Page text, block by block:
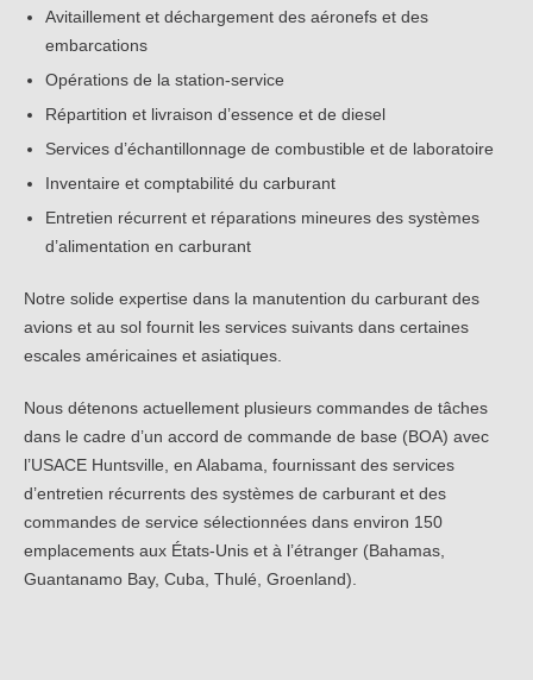
Avitaillement et déchargement des aéronefs et des
embarcations
Opérations de la station-service
Répartition et livraison d’essence et de diesel
Services d’échantillonnage de combustible et de laboratoire
Inventaire et comptabilité du carburant
Entretien récurrent et réparations mineures des systèmes
d’alimentation en carburant
Notre solide expertise dans la manutention du carburant des
avions et au sol fournit les services suivants dans certaines
escales américaines et asiatiques.
Nous détenons actuellement plusieurs commandes de tâches
dans le cadre d’un accord de commande de base (BOA) avec
l’USACE Huntsville, en Alabama, fournissant des services
d’entretien récurrents des systèmes de carburant et des
commandes de service sélectionnées dans environ 150
emplacements aux États-Unis et à l’étranger (Bahamas,
Guantanamo Bay, Cuba, Thulé, Groenland).